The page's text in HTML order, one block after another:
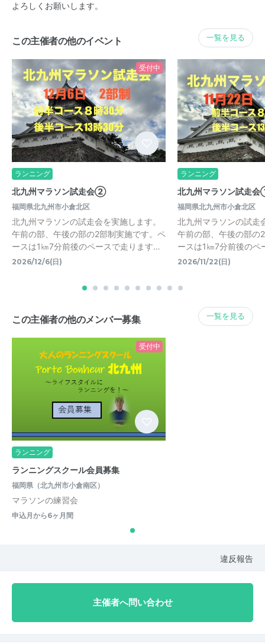
よろしくお願いします。
この主催者の他のイベント 一覧を見る
受付中
ランニング
北九州マラソン試走会②
福岡県北九州市小倉北区
北九州マラソンの試走会を実施します。
午前の部、午後の部の2部制実施です。ペ
ースは1㎞7分前後のペースで走ります…
2026/12/6(日)
ランニング
北九州マラソン試走
福岡県北九州市小倉北区
北九州マラソンの試走
午前の部、午後の部の
ースは1㎞7分前後の
2026/11/22(日)
この主催者の他のメンバー募集 一覧を見る
受付中
ランニング
ランニングスクール会員募集
福岡県（北九州市小倉南区）
マラソンの練習会
申込月から6ヶ月間
違反報告
主催者へ問い合わせ